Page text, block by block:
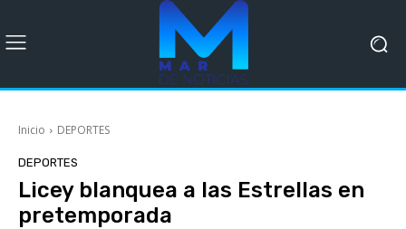
Inicio DEPORTES
DEPORTES
Licey blanquea a las Estrellas en
pretemporada